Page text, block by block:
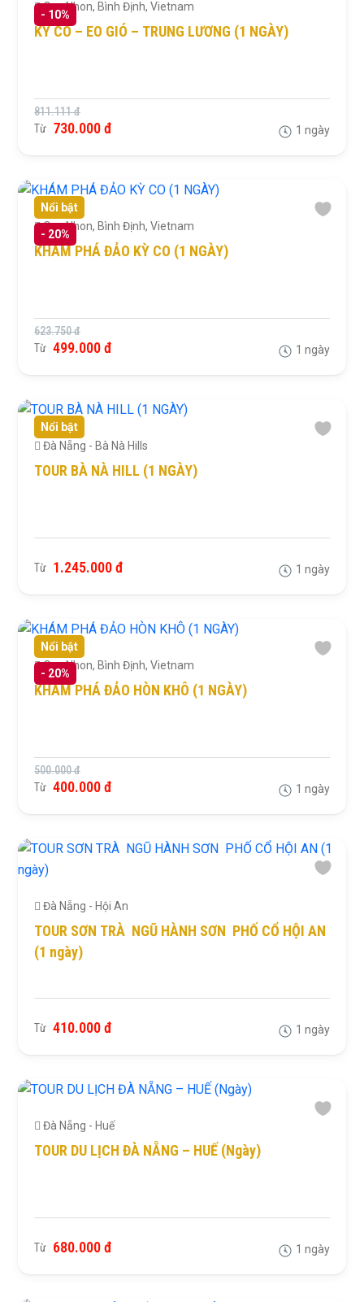
- 10%
Quy Nhon, Bình Định, Vietnam
KỲ CO – EO GIÓ – TRUNG LƯƠNG (1 NGÀY)
811.111 đ
Từ 730.000 đ 1 ngày
Nổi bật
- 20%
Quy Nhon, Bình Định, Vietnam
KHÁM PHÁ ĐẢO KỲ CO (1 NGÀY)
623.750 đ
Từ 499.000 đ 1 ngày
Nổi bật
Đà Nẵng - Bà Nà Hills
TOUR BÀ NÀ HILL (1 NGÀY)
Từ 1.245.000 đ 1 ngày
Nổi bật
- 20%
Quy Nhon, Bình Định, Vietnam
KHÁM PHÁ ĐẢO HÒN KHÔ (1 NGÀY)
500.000 đ
Từ 400.000 đ 1 ngày
Đà Nẵng - Hội An
TOUR SƠN TRÀ NGŨ HÀNH SƠN PHỐ CỔ HỘI AN
(1 ngày)
Từ 410.000 đ 1 ngày
Đà Nẵng - Huế
TOUR DU LỊCH ĐÀ NẴNG – HUẾ (Ngày)
Từ 680.000 đ 1 ngày